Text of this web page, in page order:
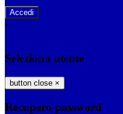
-
Seleziona utente
button close ×
Recupero password